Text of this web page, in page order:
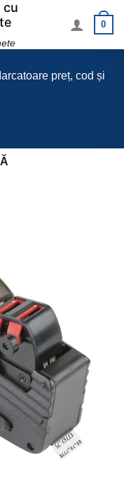
0
preț, cod și